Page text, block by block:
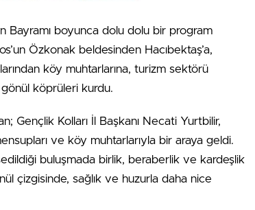
Bayramı boyunca dolu dolu bir program
Özkonak beldesinden Hacıbektaş’a,
köy muhtarlarına, turizm sektörü
köprüleri kurdu.
Gençlik Kolları İl Başkanı Necati Yurtbilir,
ve köy muhtarlarıyla bir araya geldi.
buluşmada birlik, beraberlik ve kardeşlik
çizgisinde, sağlık ve huzurla daha nice